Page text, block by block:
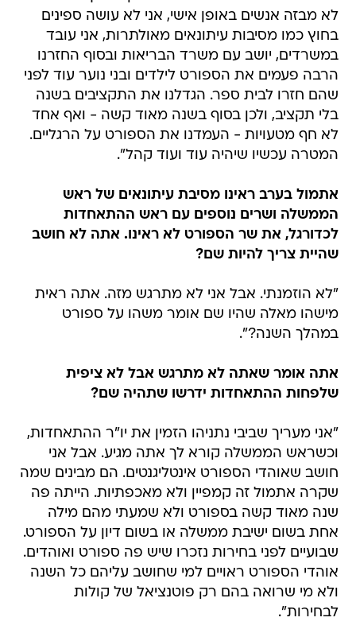
לא מבזה אנשים באופן אישי, אני לא עושה ספינים
בחוץ כמו מסיבות עיתונאים מאולתרות, אני עובד
במשרדים, יושב עם משרד הבריאות ובסוף החזרנו
הרבה פעמים את הספורט לילדים ובני נוער עוד לפני
שהם חזרו לבית ספר. הגדלנו את התקציבים בשנה
בלי תקציב, ולכן בסוף בשנה מאוד קשה - ואף אחד
לא חף מטעויות - העמדנו את הספורט על הרגליים.
המטרה עכשיו שיהיה עוד ועוד קהל".
אתמול בערב ראינו מסיבת עיתונאים של ראש
הממשלה ושרים נוספים עם ראש ההתאחדות
לכדורגל, את שר הספורט לא ראינו. אתה לא חושב
שהיית צריך להיות שם?
"לא הוזמנתי. אבל אני לא מתרגש מזה. אתה ראית
מישהו מאלה שהיו שם אומר משהו על ספורט
במהלך השנה?".
אתה אומר שאתה לא מתרגש אבל לא ציפית
שלפחות ההתאחדות ידרשו שתהיה שם?
"אני מעריך שביבי נתניהו הזמין את יו"ר ההתאחדות,
וכשראש הממשלה קורא לך אתה מגיע. אבל אני
חושב שאוהדי הספורט אינטליגנטים. הם מבינים שמה
שקרה אתמול זה קמפיין ולא מאכפתיות. הייתה פה
שנה מאוד קשה בספורט ולא שמעתי מהם מילה
אחת בשום ישיבת ממשלה או בשום דיון על הספורט.
שבועיים לפני בחירות נזכרו שיש פה ספורט ואוהדים.
אוהדי הספורט ראויים למי שחושב עליהם כל השנה
ולא מי שרואה בהם רק פוטנציאל של קולות
לבחירות".